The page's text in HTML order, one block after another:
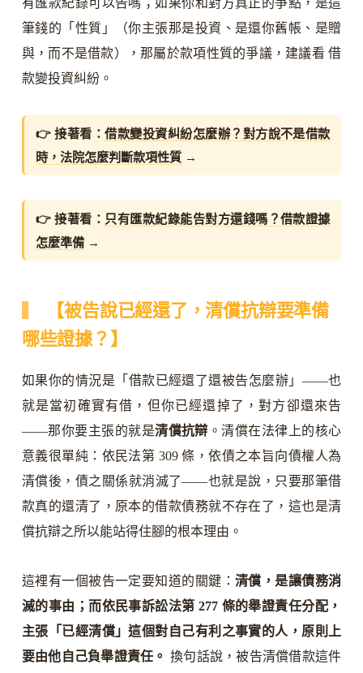
筆錢的「性質」（你主張那是投資、是還你舊帳、是贈
與，而不是借款），那屬於款項性質的爭議，建議看 借
款變投資糾紛。
👉 接著看：借款變投資糾紛怎麼辦？對方說不是借款
時，法院怎麼判斷款項性質→
👉 接著看： 只有匯款紀錄能告對方還錢嗎？借款證據
怎麼準備→
【被告說已經還了，清償抗辯要準備
哪些證據？】
如果你的情況是「借款已經還了還被告怎麼辦」——也
就是當初確實有借，但你已經還掉了，對方卻還來告
——那你要主張的就是清償抗辯 。清償在法律上的核心
意義很單純：依民法第 309 條，依債之本旨向債權人為
清償後，債之關係就消滅了——也就是說，只要那筆借
款真的還清了，原本的借款債務就不存在了，這也是清
償抗辯之所以能站得住腳的根本理由。
這裡有一個被告一定要知道的關鍵： 清償，是讓債務消
滅的事由；而依民事訴訟法第 277 條的舉證責任分配，
主張「已經清償」這個對自己有利之事實的人，原則上
要由他自己負舉證責任。 換句話說，被告清償借款這件